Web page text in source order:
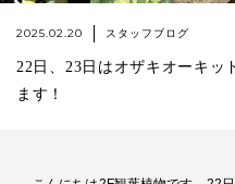
2025.02.20 スタッフブログ
22日、23日はオザキオーキッ
ます！